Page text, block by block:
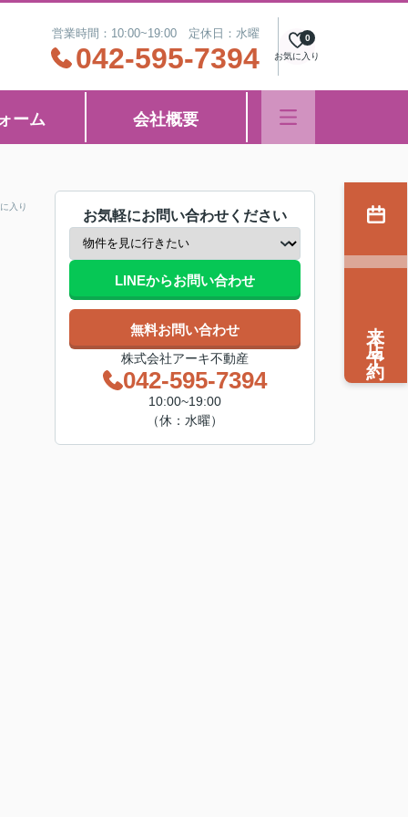
営業時間：10:00~19:00 定休日：水曜
042-595-7394 お気に入り
0
ーム 会社概要
入り
お気軽にお問い合わせください
LINEからお問い合わせ
無料お問い合わせ
株式会社アーキ不動産
042-595-7394
10:00~19:00
（休：水曜）
来店予約